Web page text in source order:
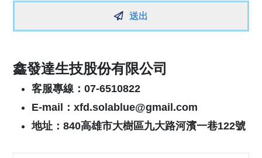
送出
鑫發達生技股份有限公司
客服專線：07-6510822
E-mail
：xfd.solablue@gmail.com
地址：840高雄市大樹區九大路河濱一巷122號